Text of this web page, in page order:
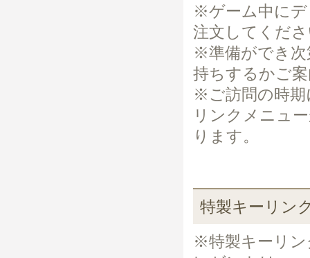
※ゲーム中に
注文してくだ
※準備ができ次
持ちするかご
※ご訪問の時期
リンクメニュ
ります。
特製キーリン
※特製キーリン